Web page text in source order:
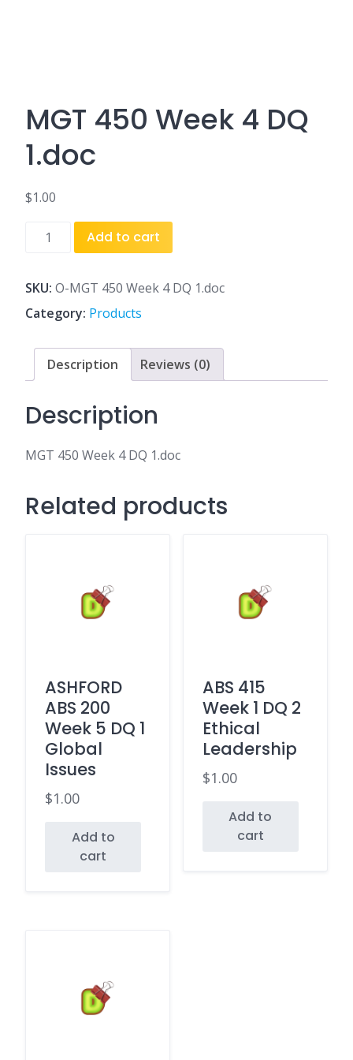
MGT 450 Week 4 DQ
1.doc
$1.00
MGT
4
DQ
quantity
Add to cart
SKU: O-MGT 450 Week 4 DQ 1.doc
Category: Products
Description Reviews (0)
Description
MGT 450 Week 4 DQ 1.doc
Related products
ASHFORD
ABS 200
Week 5 DQ 1
Global
Issues
$1.00
Add to
cart
ABS 415
Week 1 DQ 2
Ethical
Leadership
$1.00
Add to
cart